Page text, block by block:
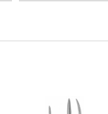
Catlin
Kraus